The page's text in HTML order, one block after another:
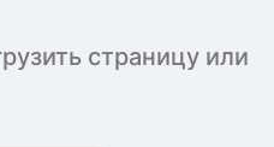
страницу или